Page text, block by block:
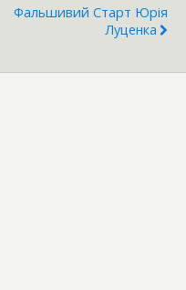
Фальшивий Старт Юрія
Луценка